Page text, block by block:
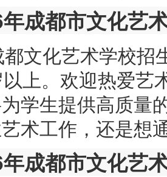
成都市文化艺
文化艺术学校招
上。欢迎热爱艺
学生提供高质量
术工作，还是想
成都市文化艺